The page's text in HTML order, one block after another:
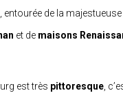
entourée de la majestueuse
et de maisons
est très pittoresque ,